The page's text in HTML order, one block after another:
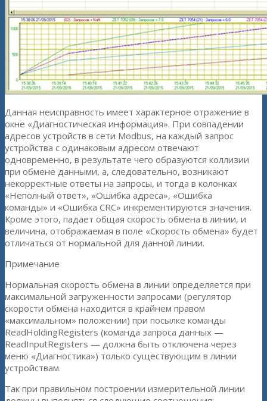
Данная неисправность имеет характерное отражение в
окне «Диагностическая информация». При совпадении
адресов устройств в сети Modbus, на каждый запрос
устройства с одинаковым адресом отвечают
одновременно, в результате чего образуются коллизии
при обмене данными, а, следовательно, возникают
некорректные ответы на запросы, и тогда в колонках
«Неполный ответ», «Ошибка адреса», «Ошибка
команды» и «Ошибка CRC» инкрементируются значения.
Кроме этого, падает общая скорость обмена в линии, и
величина, отображаемая в поле «Скорость обмена» будет
отличаться от нормальной для данной линии.
Примечание
Нормальная скорость обмена в линии определяется при
максимальной загруженности запросами (регулятор
скорости обмена находится в крайнем правом
«максимальном» положении) при посылке команды
ReadHoldingRegisters (команда запроса данных —
ReadInputRegisters — должна быть отключена через
меню «Диагностика») только существующим в линии
устройствам.
Так при правильном построении измерительной линии